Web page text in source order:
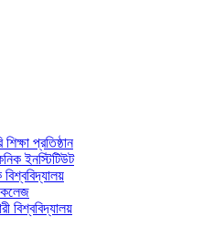
শিক্ষা প্রতিষ্ঠান
ইনস্টিটিউট
বিশ্ববিদ্যালয়
কলেজ
বিশ্ববিদ্যালয়